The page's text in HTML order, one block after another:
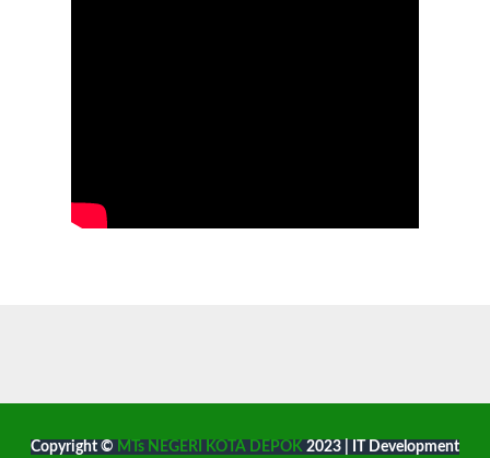
Copyright © MTs NEGERI KOTA DEPOK 2023 | IT Development